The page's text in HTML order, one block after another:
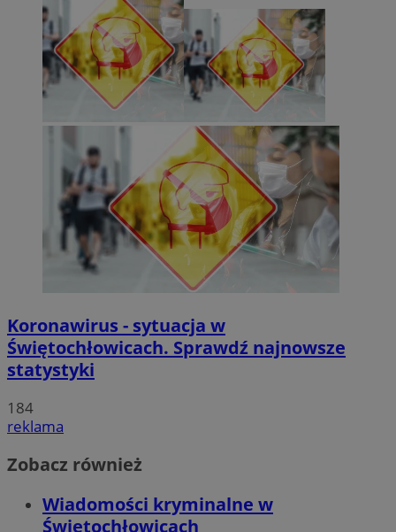
Koronawirus - sytuacja w
Świętochłowicach. Sprawdź najnowsze
statystyki
184
reklama
Zobacz również
Wiadomości kryminalne w
Świętochłowicach